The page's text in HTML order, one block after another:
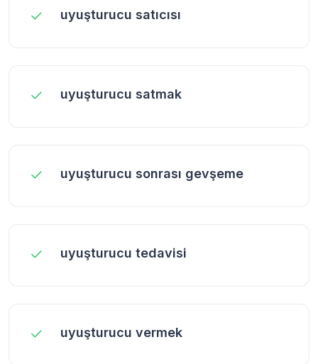
uyuşturucu satıcısı
uyuşturucu satmak
uyuşturucu sonrası gevşeme
uyuşturucu tedavisi
uyuşturucu vermek